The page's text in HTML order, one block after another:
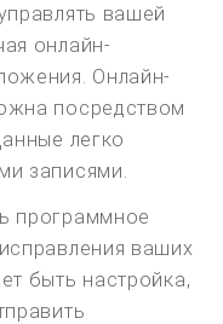
вашей
онлайн-
Онлайн-
посредством
легко
записями.
программное
ваших
быть настройка,